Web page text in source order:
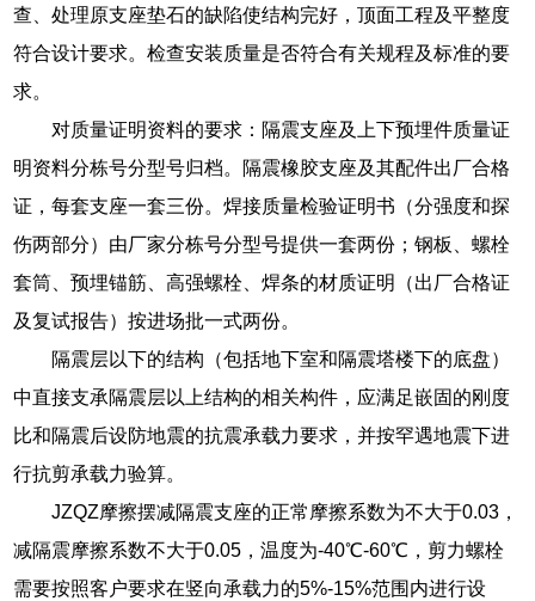
查、处理原支座垫石的缺陷使结构完好，顶面工程及平整度
符合设计要求。检查安装质量是否符合有关规程及标准的要
求。
对质量证明资料的要求：隔震支座及上下预埋件质量证
明资料分栋号分型号归档。隔震橡胶支座及其配件出厂合格
证，每套支座一套三份。焊接质量检验证明书（分强度和探
伤两部分）由厂家分栋号分型号提供一套两份；钢板、螺栓
套筒、预埋锚筋、高强螺栓、焊条的材质证明（出厂合格证
及复试报告）按进场批一式两份。
隔震层以下的结构（包括地下室和隔震塔楼下的底盘）
中直接支承隔震层以上结构的相关构件，应满足嵌固的刚度
比和隔震后设防地震的抗震承载力要求，并按罕遇地震下进
行抗剪承载力验算。
JZQZ摩擦摆减隔震支座的正常摩擦系数为不大于0.03，
减隔震摩擦系数不大于0.05，温度为-40℃-60℃，剪力螺栓
需要按照客户要求在竖向承载力的5%-15%范围内进行设